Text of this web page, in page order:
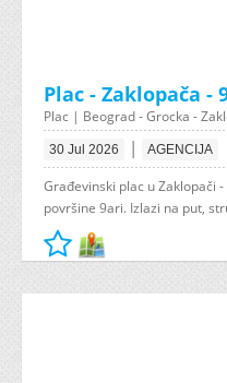
Plac - Zaklopača -
Plac | Beograd - Grocka -
30 Jul 2026 | AGENCIJA
Građevinski plac u Zaklopači
površine 9ari. Izlazi na put,